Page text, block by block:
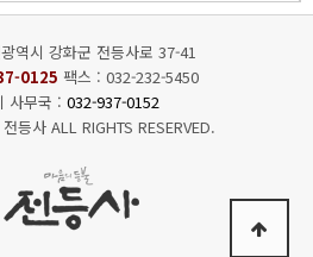
역시 강화군 전등사로 37-41
0125 팩스 : 032-232-5450
사무국 : 032-937-0152
등사 ALL RIGHTS RESERVED.